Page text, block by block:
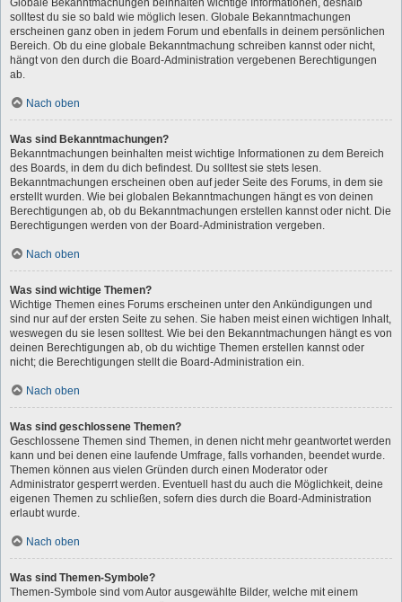
Globale Bekanntmachungen beinhalten wichtige Informationen, deshalb
solltest du sie so bald wie möglich lesen. Globale Bekanntmachungen
erscheinen ganz oben in jedem Forum und ebenfalls in deinem persönlichen
Bereich. Ob du eine globale Bekanntmachung schreiben kannst oder nicht,
hängt von den durch die Board-Administration vergebenen Berechtigungen
ab.
Nach oben
Was sind Bekanntmachungen?
Bekanntmachungen beinhalten meist wichtige Informationen zu dem Bereich
des Boards, in dem du dich befindest. Du solltest sie stets lesen.
Bekanntmachungen erscheinen oben auf jeder Seite des Forums, in dem sie
erstellt wurden. Wie bei globalen Bekanntmachungen hängt es von deinen
Berechtigungen ab, ob du Bekanntmachungen erstellen kannst oder nicht. Die
Berechtigungen werden von der Board-Administration vergeben.
Nach oben
Was sind wichtige Themen?
Wichtige Themen eines Forums erscheinen unter den Ankündigungen und
sind nur auf der ersten Seite zu sehen. Sie haben meist einen wichtigen Inhalt,
weswegen du sie lesen solltest. Wie bei den Bekanntmachungen hängt es von
deinen Berechtigungen ab, ob du wichtige Themen erstellen kannst oder
nicht; die Berechtigungen stellt die Board-Administration ein.
Nach oben
Was sind geschlossene Themen?
Geschlossene Themen sind Themen, in denen nicht mehr geantwortet werden
kann und bei denen eine laufende Umfrage, falls vorhanden, beendet wurde.
Themen können aus vielen Gründen durch einen Moderator oder
Administrator gesperrt werden. Eventuell hast du auch die Möglichkeit, deine
eigenen Themen zu schließen, sofern dies durch die Board-Administration
erlaubt wurde.
Nach oben
Was sind Themen-Symbole?
Themen-Symbole sind vom Autor ausgewählte Bilder, welche mit einem